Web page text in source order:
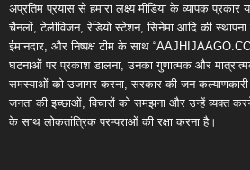
अप्रतिम प्रयास से हमारा लक्ष्य मीडिया के व्यापक
चैनलों, टेलीविजन, रेडियो स्टेशन, सिनेमा आदि की स्थापना
ईमानदार, और निष्पक्ष टीम के साथ
घटनाओं पर प्रकाश डालना, उनका गुणात्मक और
समस्याओं को उजागर करना, सरकार की जन-कल्याणकारी
जनता की इच्छाओं, विचारों को समझना और उन्हें व्यक्त
के साथ लोकतांत्रिक परम्पराओं की रक्षा करना है।